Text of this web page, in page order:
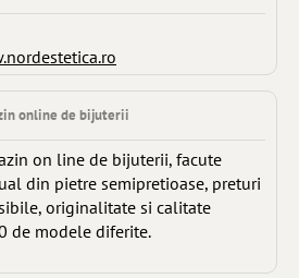
online de bijuterii
on line de bijuterii, facute
din pietre semipretioase, preturi
originalitate si calitate
de modele diferite.